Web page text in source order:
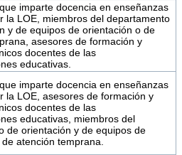
imparte docencia en enseñanzas
la LOE, miembros del departamento
y de equipos de orientación o de
asesores de formación y
docentes de las
educativas.
imparte docencia en enseñanzas
la LOE, asesores de formación y
docentes de las
educativas, miembros del
de orientación y de equipos de
atención temprana.